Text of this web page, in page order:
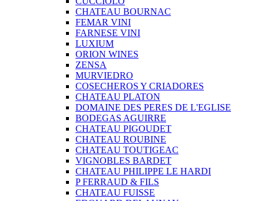
CHATEAU BOURNAC
FEMAR VINI
FARNESE VINI
LUXIUM
ORION WINES
ZENSA
MURVIEDRO
COSECHEROS Y CRIADORES
CHATEAU PLATON
DOMAINE DES PERES DE L'EGLISE
BODEGAS AGUIRRE
CHATEAU PIGOUDET
CHATEAU ROUBINE
CHATEAU TOUTIGEAC
VIGNOBLES BARDET
CHATEAU PHILIPPE LE HARDI
P FERRAUD & FILS
CHATEAU FUISSE